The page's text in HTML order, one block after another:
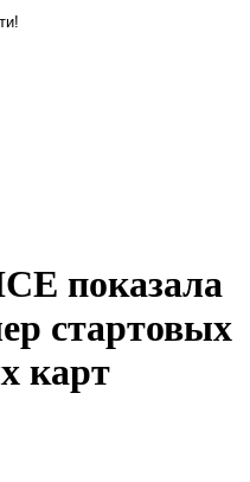
показала
стартовых
карт